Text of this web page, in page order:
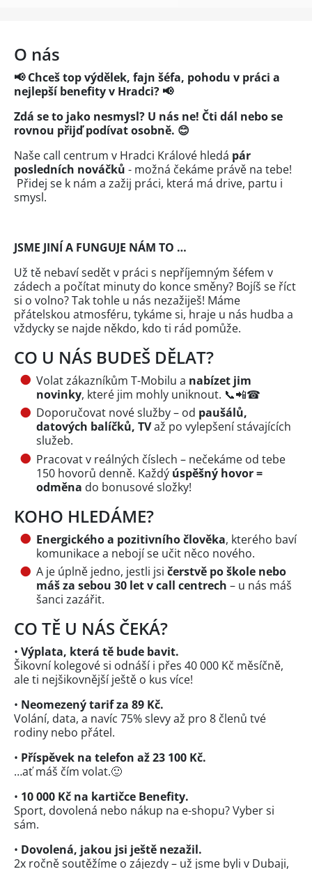
O nás
📢 Chceš top výdělek, fajn šéfa, pohodu v práci a
nejlepší benefity v Hradci? 📢
Zdá se to jako nesmysl? U nás ne! Čti dál nebo se
rovnou přijď podívat osobně. 😊
Naše call centrum v Hradci Králové hledá pár
posledních nováčků - možná čekáme právě na tebe!
Přidej se k nám a zažij práci, která má drive, partu i
smysl.
JSME JINÍ A FUNGUJE NÁM TO …
Už tě nebaví sedět v práci s nepříjemným šéfem v
zádech a počítat minuty do konce směny? Bojíš se říct
si o volno? Tak tohle u nás nezažiješ! Máme
přátelskou atmosféru, tykáme si, hraje u nás hudba a
vždycky se najde někdo, kdo ti rád pomůže.
CO U NÁS BUDEŠ DĚLAT?
Volat zákazníkům T-Mobilu a nabízet jim
novinky, které jim mohly uniknout. 📞📲☎
Doporučovat nové služby – od paušálů,
datových balíčků, TVaž po vylepšení stávajících
služeb.
Pracovat v reálných číslech – nečekáme od tebe
150 hovorů denně. Každý úspěšný hovor =
odměna do bonusové složky!
KOHO HLEDÁME?
Energického a pozitivního člověka, kterého baví
komunikace a nebojí se učit něco nového.
A je úplně jedno, jestli jsi čerstvě po škole nebo
máš za sebou 30 let v call centrech – u nás máš
šanci zazářit.
CO TĚ U NÁS ČEKÁ?
• Výplata, která tě bude bavit.
Šikovní kolegové si odnáší i přes 40 000 Kč měsíčně,
ale ti nejšikovnější ještě o kus více!
• Neomezený tarif za 89 Kč.
Volání, data, a navíc 75% slevy až pro 8 členů tvé
rodiny nebo přátel.
• Příspěvek na telefon až 23 100 Kč.
…ať máš čím volat.🙂
• 10 000 Kč na kartičce Benefity.
Sport, dovolená nebo nákup na e-shopu? Vyber si
sám.
• Dovolená, jakou jsi ještě nezažil.
2x ročně soutěžíme o zájezdy – už jsme byli v Dubaji,